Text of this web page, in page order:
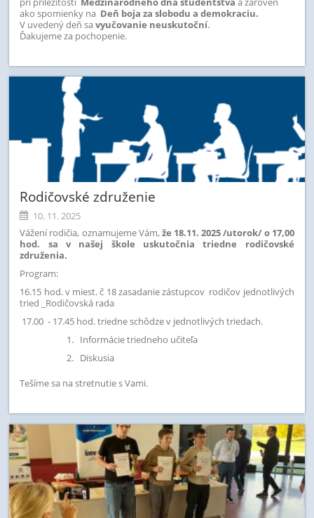
ako spomienky na Deň boja za slobodu a demokraciu.
V uvedený deň savyučovanie neuskutoční.
Ďakujeme za pochopenie.
Rodičovské združenie
10. 11. 2025
Vážení rodičia, oznamujeme Vám,že 18.11. 2025 /utorok/ o 17,00
hod. sa v našej škole uskutočnia triedne rodičovské
združenia.
Program:
16.15 hod. v miest. č 18 zasadanie zástupcov rodičov jednotlivých
tried _Rodičovská rada
17.00 - 17.45 hod. triedne schôdze v jednotlivých triedach.
Informácie triedneho učiteľa
Diskusia
Tešíme sa na stretnutie s Vami.